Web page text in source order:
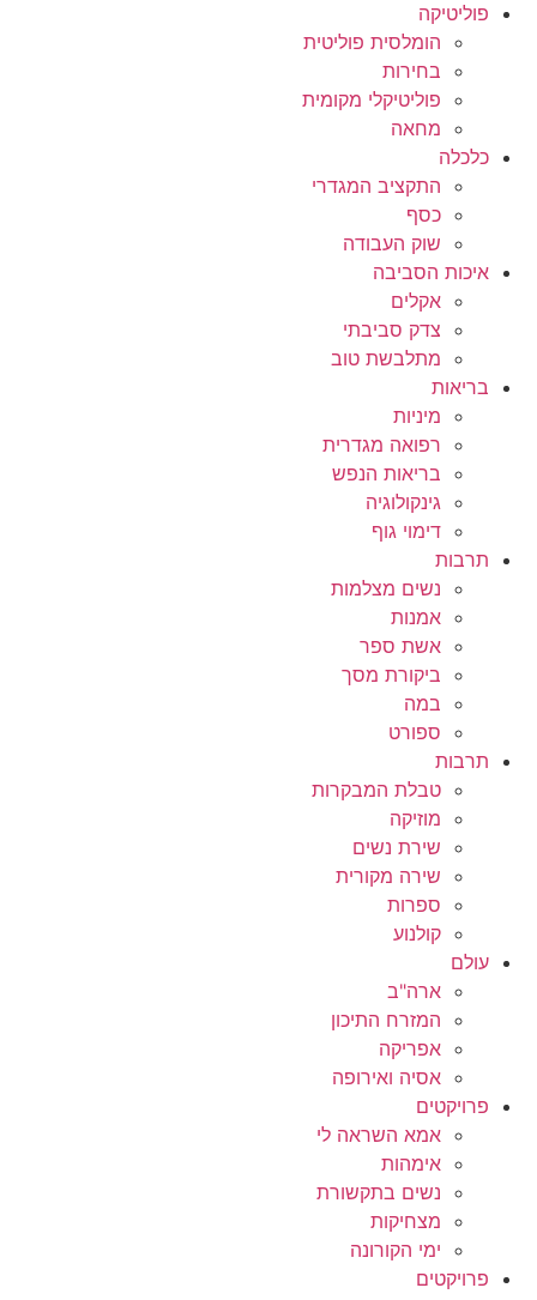
פוליטיקה
הומלסית פוליטית
בחירות
פוליטיקלי מקומית
מחאה
כלכלה
התקציב המגדרי
כסף
שוק העבודה
איכות הסביבה
אקלים
צדק סביבתי
מתלבשת טוב
בריאות
מיניות
רפואה מגדרית
בריאות הנפש
גינקולוגיה
דימוי גוף
תרבות
נשים מצלמות
אמנות
אשת ספר
ביקורת מסך
במה
ספורט
תרבות
טבלת המבקרות
מוזיקה
שירת נשים
שירה מקורית
ספרות
קולנוע
עולם
ארה"ב
המזרח התיכון
אפריקה
אסיה ואירופה
פרויקטים
אמא השראה לי
אימהות
נשים בתקשורת
מצחיקות
ימי הקורונה
פרויקטים